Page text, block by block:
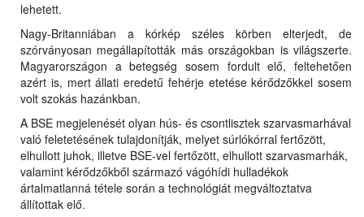
lehetett.
Nagy-Britanniában a kórkép széles körben elterjedt, de
szórványosan megállapították más országokban is világszerte.
Magyarországon a betegség sosem fordult elő, feltehetően
azért is, mert állati eredetű fehérje etetése kérődzőkkel sosem
volt szokás hazánkban.
A BSE megjelenését olyan hús- és csontlisztek szarvasmarhával
való feletetésének tulajdonítják, melyet súrlókórral fertőzött,
elhullott juhok, illetve BSE-vel fertőzött, elhullott szarvasmarhák,
valamint kérődzőkből származó vágóhídi hulladékok
ártalmatlanná tétele során a technológiát megváltoztatva
állítottak elő.